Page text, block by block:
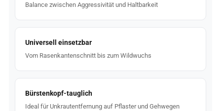
Balance zwischen Aggressivität und Haltbarkeit
Universell einsetzbar
Vom Rasenkantenschnitt bis zum Wildwuchs
Bürstenkopf-tauglich
Ideal für Unkrautentfernung auf Pflaster und Gehwegen